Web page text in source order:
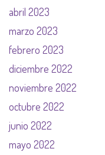
abril 2023
marzo 2023
febrero 2023
diciembre 2022
noviembre 2022
octubre 2022
junio 2022
mayo 2022